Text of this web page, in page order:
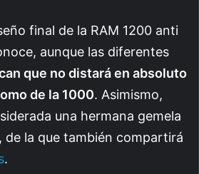
final de la RAM 1200 anti
aunque las diferentes
que no distará en absoluto
de la 1000. Asimismo,
una hermana gemela
de la que también compartirá
.